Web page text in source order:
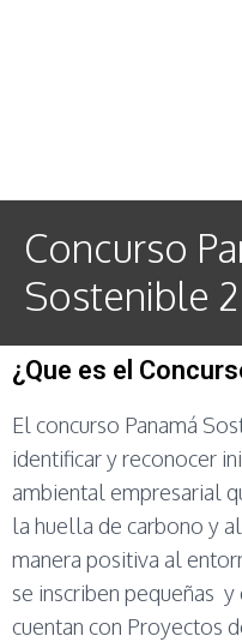
Concurso
Sostenible
¿Que es el
El concurso Panamá
identificar y reconocer
ambiental empresarial
la huella de carbono y
manera positiva al
se inscriben pequeñas
cuentan con Proyectos